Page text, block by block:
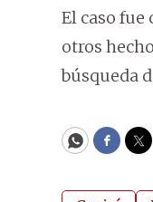
El caso
otros
búsqueda